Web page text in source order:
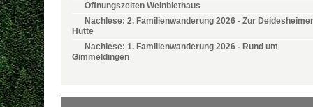
Öffnungszeiten Weinbiethaus
Nachlese: 2. Familienwanderung 2026 - Zur Deidesheimer
Hütte
Nachlese: 1. Familienwanderung 2026 - Rund um
Gimmeldingen